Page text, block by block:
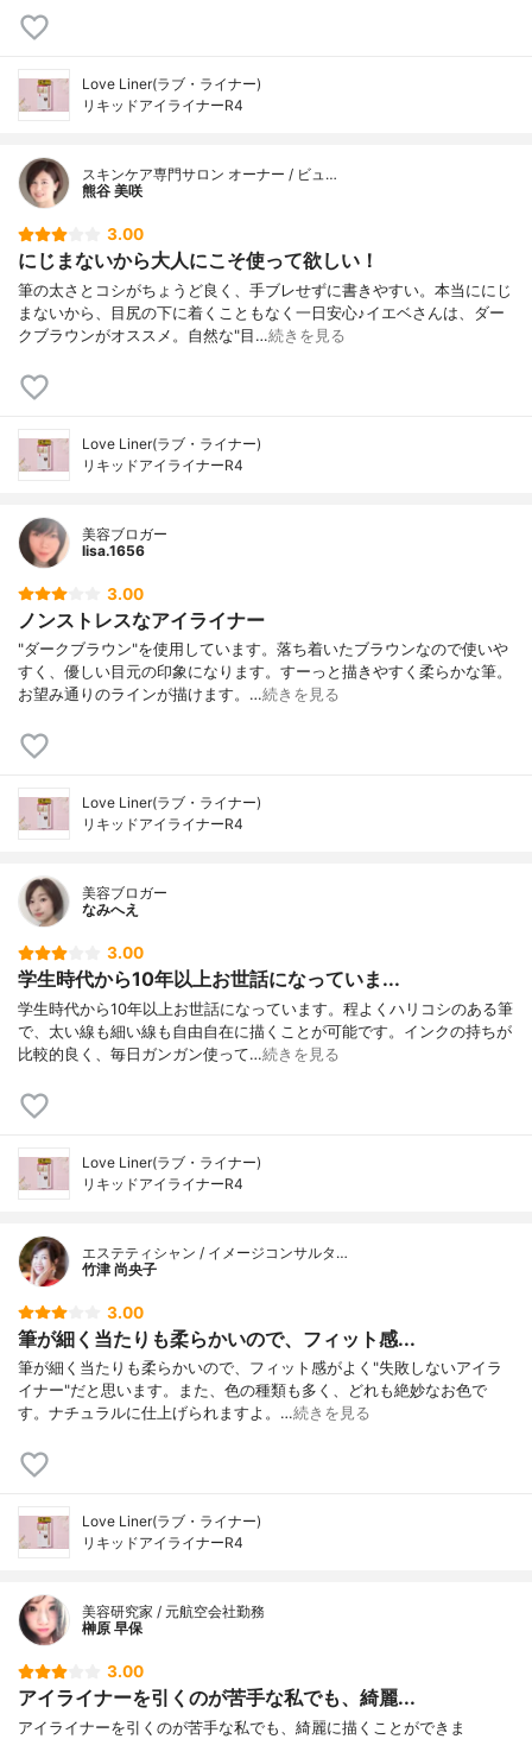
Love Liner(ラブ・ライナー)
リキッドアイライナーR4
スキンケア専門サロン オーナー / ビュ…
熊谷 美咲
3.00
にじまないから大人にこそ使って欲しい！
筆の太さとコシがちょうど良く、手ブレせずに書きやすい。本当ににじ
まないから、目尻の下に着くこともなく一日安心♪イエベさんは、ダー
クブラウンがオススメ。自然な"目…続きを見る
Love Liner(ラブ・ライナー)
リキッドアイライナーR4
美容ブロガー
lisa.1656
3.00
ノンストレスなアイライナー
"ダークブラウン"を使用しています。落ち着いたブラウンなので使いや
すく、優しい目元の印象になります。すーっと描きやすく柔らかな筆。
お望み通りのラインが描けます。…続きを見る
Love Liner(ラブ・ライナー)
リキッドアイライナーR4
美容ブロガー
なみへえ
3.00
学生時代から10年以上お世話になっていま...
学生時代から10年以上お世話になっています。程よくハリコシのある筆
で、太い線も細い線も自由自在に描くことが可能です。インクの持ちが
比較的良く、毎日ガンガン使って…続きを見る
Love Liner(ラブ・ライナー)
リキッドアイライナーR4
エステティシャン / イメージコンサルタ…
竹津 尚央子
3.00
筆が細く当たりも柔らかいので、フィット感...
筆が細く当たりも柔らかいので、フィット感がよく"失敗しないアイラ
イナー"だと思います。また、色の種類も多く、どれも絶妙なお色で
す。ナチュラルに仕上げられますよ。…続きを見る
Love Liner(ラブ・ライナー)
リキッドアイライナーR4
美容研究家 / 元航空会社勤務
榊原 早保
3.00
アイライナーを引くのが苦手な私でも、綺麗...
アイライナーを引くのが苦手な私でも、綺麗に描くことができま